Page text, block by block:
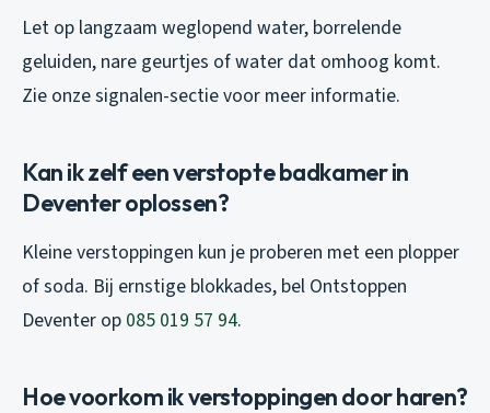
Let op langzaam weglopend water, borrelende
geluiden, nare geurtjes of water dat omhoog komt.
Zie onze signalen-sectie voor meer informatie.
Kan ik zelf een verstopte badkamer in
Deventer oplossen?
Kleine verstoppingen kun je proberen met een plopper
of soda. Bij ernstige blokkades, bel Ontstoppen
Deventer op 085 019 57 94.
Hoe voorkom ik verstoppingen door haren?